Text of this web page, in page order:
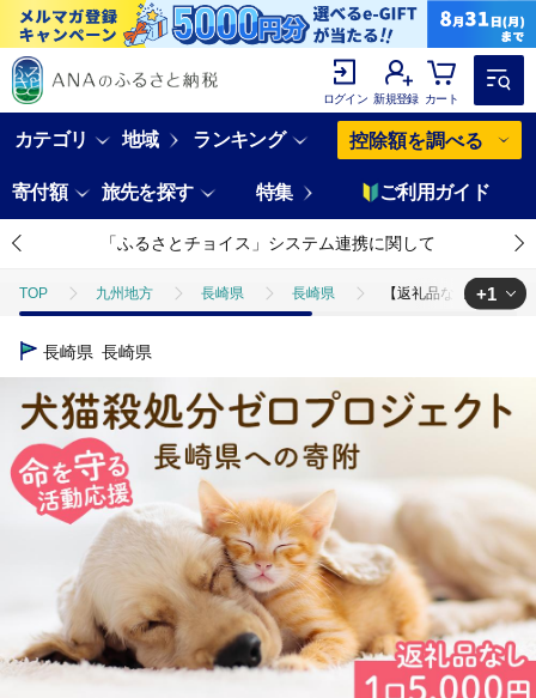
ログイン 新規登録 カート
カテゴリ 地域 ランキング 控除額を調べる
寄付額 旅先を探す 特集 ご利用ガイド
「ふるさとチョイス」システム連携に関して
TOP 九州地方 長崎県 長崎県 【返礼品なし】犬猫
TOP
+1
長崎県 長崎県